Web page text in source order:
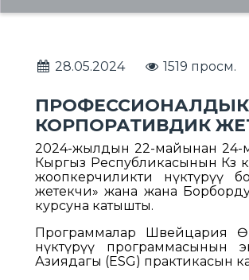
28.05.2024 1519 просм.
ПРОФЕССИОНАЛДЫК
КОРПОРАТИВДИК
2024-жылдын 22-майынан
Кыргыз Республикасынын Көз
жоопкерчиликти өнүктүрүү
жетекчи» жана жана
курсуна катышты.
Программалар Швейцария
өнүктүрүү
Азиядагы (ESG) практикасын